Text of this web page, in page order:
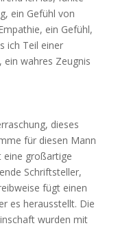
ein Gefühl von
ein Gefühl,
ich Teil einer
wahres Zeugnis
dieses
für diesen Mann
eine großartige
Schriftsteller,
fügt einen
es herausstellt. Die
wurden mit